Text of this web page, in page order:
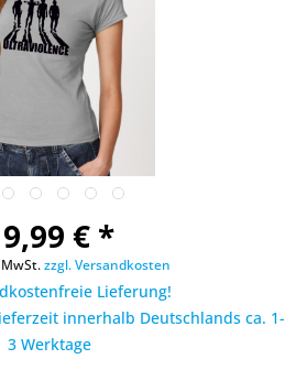
€ *
zzgl. Versandkosten
Lieferung!
innerhalb Deutschlands ca. 1-
3 Werktage